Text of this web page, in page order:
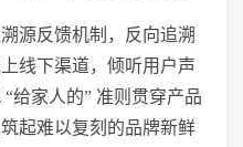
源反馈机制，反向追溯
线下渠道，倾听用户声
给家人的” 准则贯穿产品
起难以复刻的品牌新鲜